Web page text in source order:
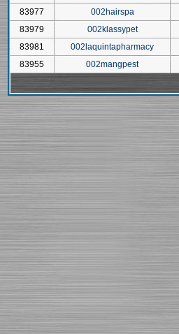
83977
002hairspa
83979
002klassypet
83981
002laquintapharmacy
83955
002mangpest